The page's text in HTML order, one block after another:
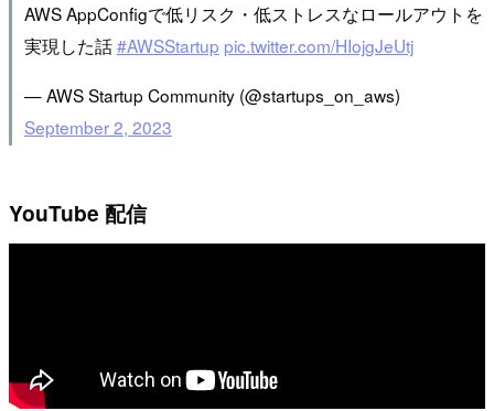
AWS AppConfigで低リスク・低ストレスなロールアウトを
実現した話#AWSStartup pic.twitter.com/HIojgJeUtj
— AWS Startup Community (@startups_on_aws)
September 2, 2023
YouTube 配信